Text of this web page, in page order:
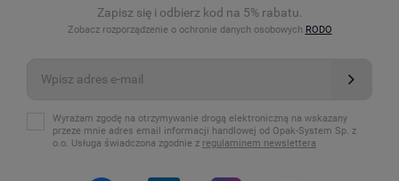
Zapisz się i odbierz kod na 5% rabatu.
Zobacz rozporządzenie o ochronie danych osobowych RODO
Wyrażam zgodę na otrzymywanie drogą elektroniczną na wskazany
przeze mnie adres email informacji handlowej od Opak-System Sp. z
o.o. Usługa świadczona zgodnie z regulaminem newslettera